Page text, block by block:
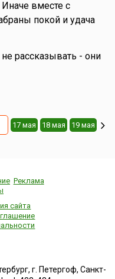
вместе с
покой и удача
рассказывать - они
17 мая 18 мая 19 мая
Реклама
сайта
г. Петергоф, Санкт-